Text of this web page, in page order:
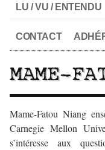
LU / VU / ENTENDU
CONTACT
MAME-
Mame-Fatou Niang
Carnegie Mellon
s’intéresse aux